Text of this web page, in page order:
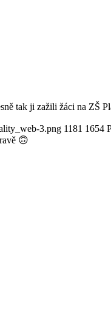
tak ji zažili žáci na ZŠ
3.png 1181 1654
🙃